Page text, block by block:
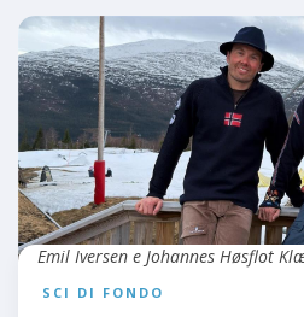
SCI DI FONDO